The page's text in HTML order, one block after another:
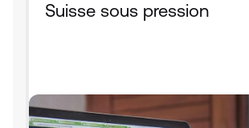
Suisse sous pression